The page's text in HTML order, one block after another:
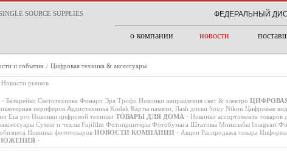
ФЕДЕРАЛЬНЫЙ
о компании новости
и события / Цифровая техника & аксессуары
Новости рынков
· Батарейки Светотехника Фонари Эра Трофи Новинки направления свет & электро
периферия Аудиотехника Kodak Карты памяти, flash диски Sony Nikon Цифровые
Era pro Новинки цифровой техники ТОВАРЫ ДЛЯ ДОМА · Новинки ассортимента товаров
Сумки и чехлы Fujifilm Фотопринтеры Фотобумага Штативы Минилабы Imageart
Новинки фототоваров НОВОСТИ КОМПАНИИ · Акции Распродажа товара
·